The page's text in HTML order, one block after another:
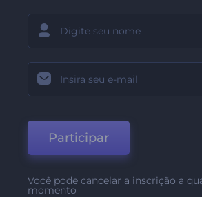
Participar
Você pode cancelar a inscrição a
momento